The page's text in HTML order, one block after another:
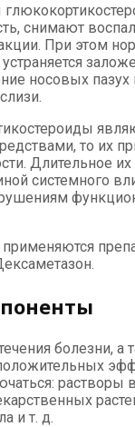
снимают
При этом
носовых пазух
то их
Длительное
системного
болезни, а
растворы
и т. д.